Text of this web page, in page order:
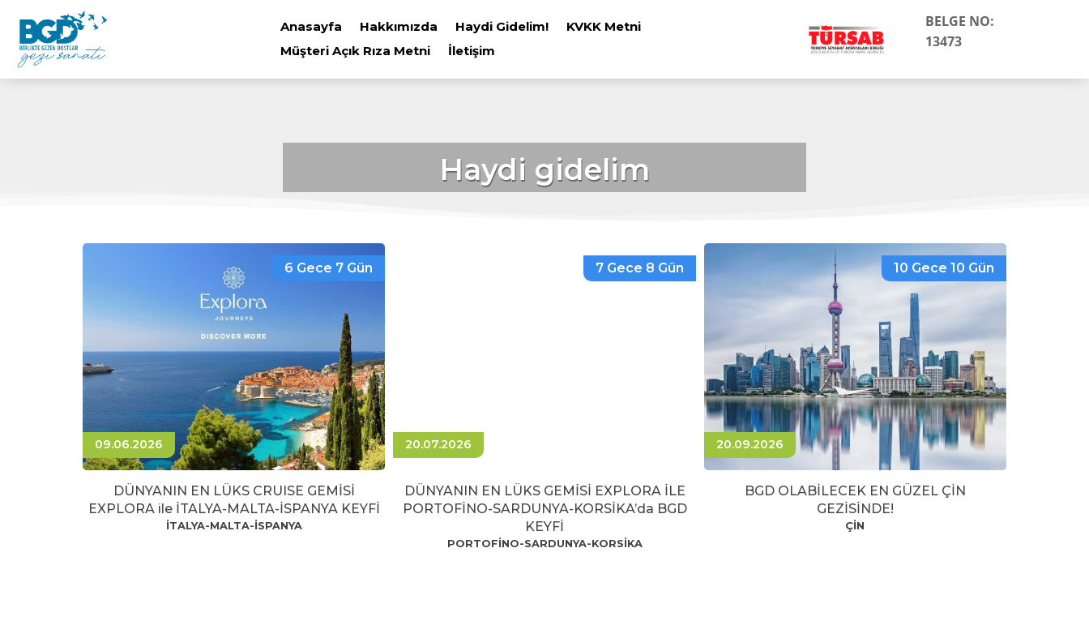
Anasayfa Hakkımızda Haydi Gidelim!
KVKK Metni
Müşteri Açık Rıza Metni
İletişim
BELGE NO:
13473
Haydi gidelim
6 Gece 7 Gün
09.06.2026
DÜNYANIN EN LÜKS CRUISE GEMİSİ
EXPLORA ile İTALYA-MALTA-İSPANYA KEYFİ
İTALYA-MALTA-İSPANYA
7 Gece 8 Gün
20.07.2026
DÜNYANIN EN LÜKS GEMİSİ EXPLORA İLE
PORTOFİNO-SARDUNYA-KORSİKA’da BGD
KEYFİ
PORTOFİNO-SARDUNYA-KORSİKA
10 Gece 10 Gün
20.09.2026
BGD OLABİLECEK EN GÜZEL ÇİN
GEZİSİNDE!
ÇİN